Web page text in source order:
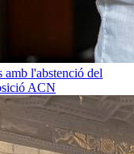
amb l'abstenció del
ACN